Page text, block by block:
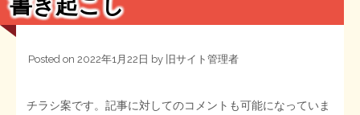
Posted on 2022年1月22日 by 旧サイト管理者
チラシ案です。記事に対してのコメントも可能になっていま